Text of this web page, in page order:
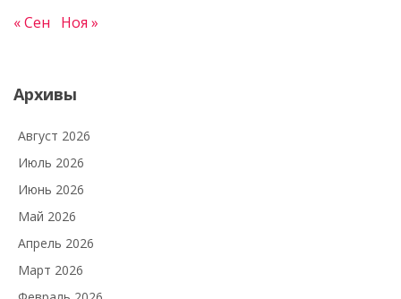
« Сен
Ноя »
Архивы
Август 2026
Июль 2026
Июнь 2026
Май 2026
Апрель 2026
Март 2026